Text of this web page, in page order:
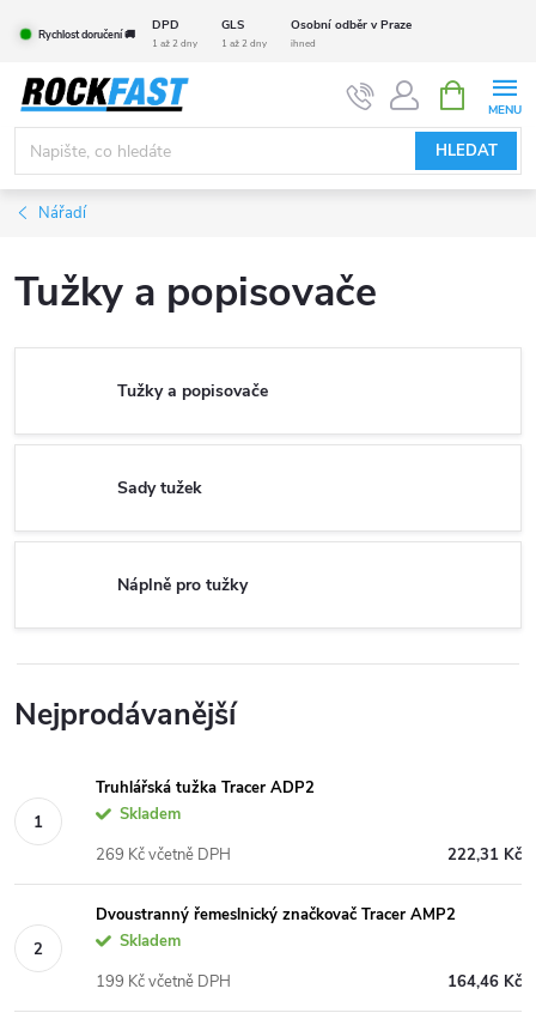
obsah
Rychlost doručení 🚚
DPD GLS Osobní odběr v Praze
1 až 2 dny 1 až 2 dny ihned
HLEDAT
NÁKUPNÍ
KOŠÍK
Nářadí
Tužky a popisovače
Tužky a popisovače
Sady tužek
Náplně pro tužky
Nejprodávanější
Truhlářská tužka Tracer ADP2
Skladem
222,31 Kč
269 Kč včetně DPH
Dvoustranný řemeslnický značkovač Tracer AMP2
Skladem
164,46 Kč
199 Kč včetně DPH